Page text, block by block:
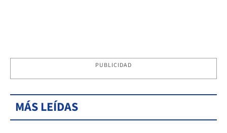
PUBLICIDAD
MÁS LEÍDAS